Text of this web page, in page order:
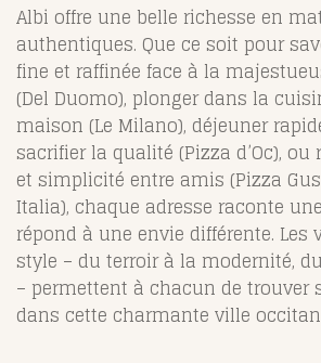
Albi offre une belle richesse en
authentiques. Que ce soit pour
fine et raffinée face à la
(Del Duomo), plonger dans la
maison (Le Milano), déjeuner
sacrifier la qualité (Pizza d’Oc),
et simplicité entre amis (Pizza
Italia), chaque adresse raconte
répond à une envie différente. Les
style – du terroir à la modernité,
– permettent à chacun de trouver
dans cette charmante ville